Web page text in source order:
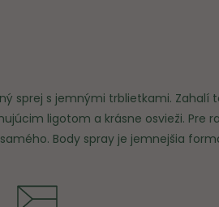
sprej s jemnými trblietkami. Zahalí
ligotom a krásne osvieži. Pre
Body spray je jemnejšia